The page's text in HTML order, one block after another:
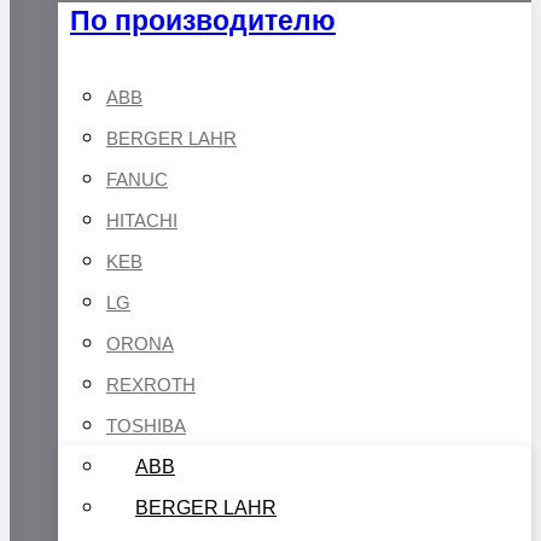
По производителю
ABB
BERGER LAHR
FANUC
HITACHI
KEB
LG
ORONA
REXROTH
TOSHIBA
ABB
BERGER LAHR